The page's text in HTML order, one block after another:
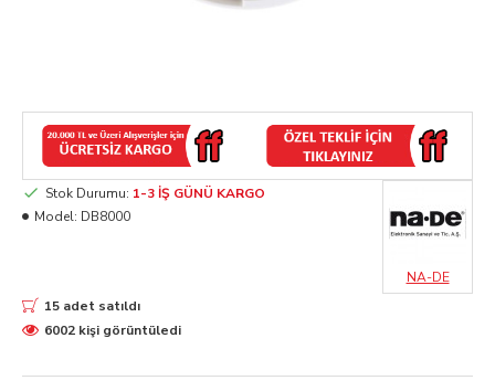
Stok Durumu: 1-3 İŞ GÜNÜ KARGO
Model: DB8000
NA-DE
15 adet satıldı
6002 kişi görüntüledi